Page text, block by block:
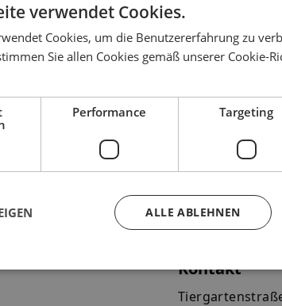
Oragnisation von Fahrten,
Mitarbeiter
Veranstaltungen
Kontakt
verwendet Cookies.
Cookies, um die Benutzererfahrung zu
Sie allen Cookies gemäß unserer Cookie-
Performance Targeting
ALLE ABLEHNEN